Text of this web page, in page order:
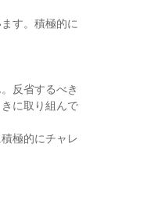
す。積極的に
反省するべき
に取り組んで
極的にチャレ